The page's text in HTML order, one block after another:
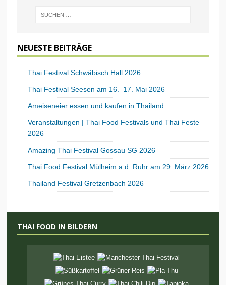
NEUESTE BEITRÄGE
Thai Festival Schwäbisch Hall 2026
Thai Festival Seesen am 16.–17. Mai 2026
Ameiseneier essen und kaufen in Thailand
Veranstaltungen | Thai Food Festivals und Thai Feste
2026
Amazing Thai Festival Gossau SG 2026
Thai Food Festival Mülheim a.d. Ruhr am 29. März 2026
Thailand Festival Gretzenbach 2026
THAI FOOD IN BILDERN